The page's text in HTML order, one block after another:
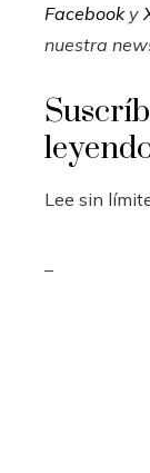
Facebooky
nuestra
Lee sin